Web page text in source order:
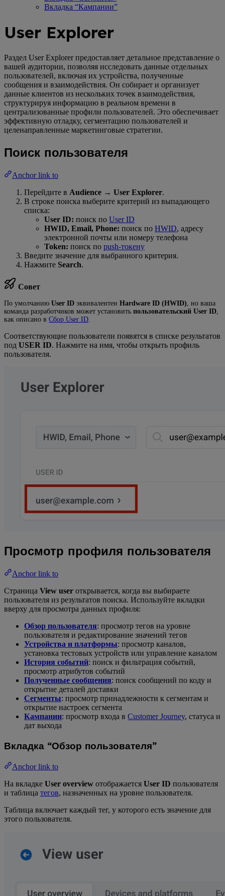
Вкладка “Кампании”
User Explorer
Раздел User Explorer предоставляет детальное представление о
вашей аудитории, позволяя исследовать данные отдельных
пользователей, включая их устройства, полученные
сообщения и взаимодействия. Он собирает и организует
данные клиентов из нескольких точек взаимодействия,
структурируя информацию в реальном времени в
централизованные профили пользователей. Это обеспечивает
эффективную отладку, сегментацию пользователей и
целенаправленные маркетинговые стратегии.
Поиск пользователя
Anchor link to
Перейдите в Audience → User Explorer.
В строке поиска выберите критерий из выпадающего
списка:
User ID: поиск по User ID
HWID, Email, Phone: поиск по HWID, адресу
электронной почты или номеру телефона
Token: поиск по push-токену
Введите значение для выбранного критерия.
Нажмите Search.
Совет
По умолчанию User ID эквивалентен Hardware ID (HWID) , но ваша
команда разработчиков может установить пользовательский User ID
как описано в Сбор User ID
Соответствующие пользователи появятся в списке результатов
под USER ID. Нажмите на имя, чтобы открыть профиль
пользователя.
Просмотр профиля пользователя
Anchor link to
Страница View user открывается, когда вы выбираете
пользователя из результатов поиска. Используйте вкладки
вверху для просмотра данных профиля:
Обзор пользователя: просмотр тегов на уровне
пользователя и редактирование значений тегов
Устройства и платформы: просмотр каналов,
установка тестовых устройств или управление каналом
История событий: поиск и фильтрация событий,
просмотр атрибутов событий
Полученные сообщения: поиск сообщений по коду и
открытие деталей доставки
Сегменты: просмотр принадлежности к сегментам и
открытие настроек сегмента
Кампании: просмотр входа в Customer Journey, статуса и
дат выхода
Вкладка “Обзор пользователя”
Anchor link to
На вкладке User overview отображается User ID пользователя
и таблица тегов, назначенных на уровне пользователя.
Таблица включает каждый тег, у которого есть значение для
этого пользователя.